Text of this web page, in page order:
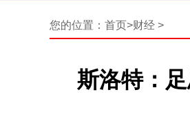
您的位置： 首页>财经 >
斯洛特：